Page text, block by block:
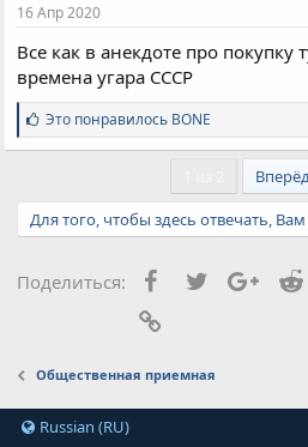
:
16 Апр 2020
Все как в анекдоте про покупку
времена угара СССР
С
и
м
т
и
Это понравилось BONE
Для того, чтобы здесь отвечать,
Поделиться: Facebook
Twitter
Общественная приемная
Russian (RU)